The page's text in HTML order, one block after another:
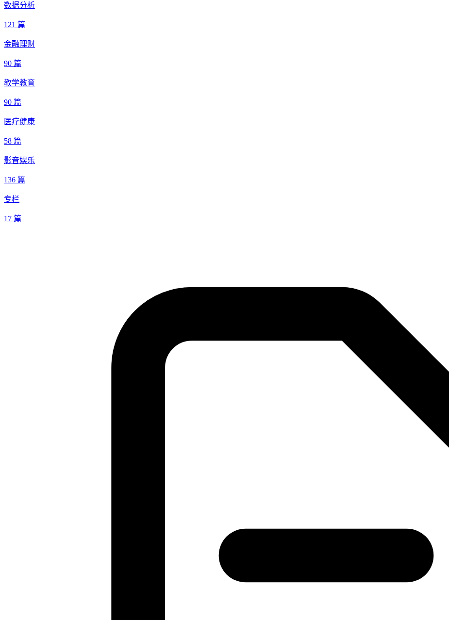
数据分析
121 篇
金融理财
90 篇
教学教育
90 篇
医疗健康
58 篇
影音娱乐
136 篇
专栏
17 篇